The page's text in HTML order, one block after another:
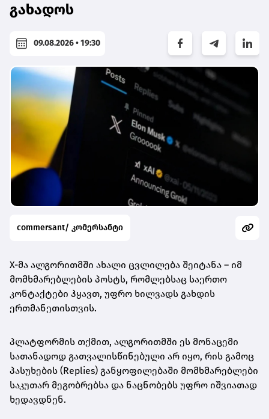
გახადოს
09.08.2026 • 19:30
commersant/ კომერსანტი
X-მა ალგორითმში ახალი ცვლილება შეიტანა – იმ
მომხმარებლების პოსტს, რომლებსაც საერთო
კონტაქტები ჰყავთ, უფრო ხილვადს გახდის
ერთმანეთისთვის.
პლატფორმის თქმით, ალგორითმში ეს მონაცემი
სათანადოდ გათვალისწინებული არ იყო, რის გამოც
პასუხების (Replies) განყოფილებაში მომხმარებლები
საკუთარ მეგობრებსა და ნაცნობებს უფრო იშვიათად
ხედავდნენ.